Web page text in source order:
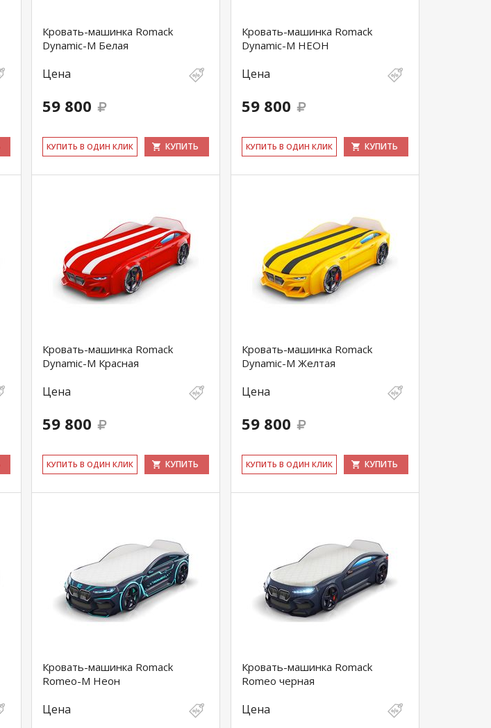
Кровать-машинка Romack
Dynamic-M Белая
Цена
59 800
КУ­ПИТЬ В ОДИН КЛИК КУПИТЬ
Кровать-машинка Romack
Dynamic-M НЕОН
Цена
59 800
КУ­ПИТЬ В ОДИН КЛИК КУПИТЬ
Кровать-машинка Romack
Dynamic-M Красная
Цена
59 800
КУ­ПИТЬ В ОДИН КЛИК КУПИТЬ
Кровать-машинка Romack
Dynamic-M Желтая
Цена
59 800
КУ­ПИТЬ В ОДИН КЛИК КУПИТЬ
Кровать-машинка Romack
Romeo-M Неон
Цена
Кровать-машинка Romack
Romeo черная
Цена